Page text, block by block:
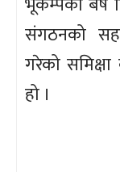
संगठनको
गरेको समिक्षा
हो ।